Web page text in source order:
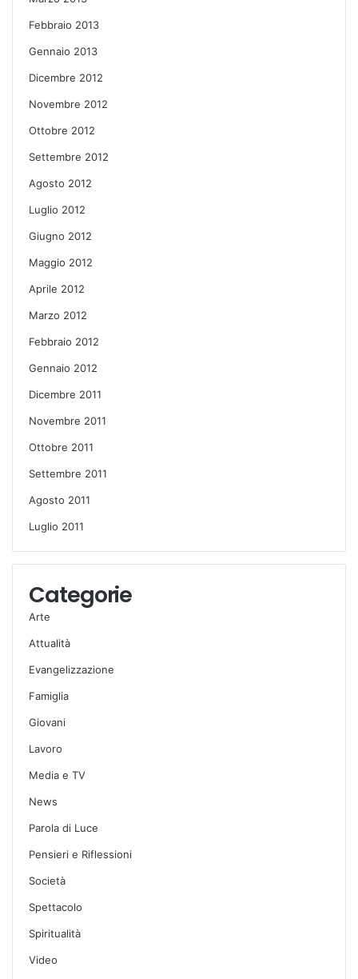
Febbraio 2013
Gennaio 2013
Dicembre 2012
Novembre 2012
Ottobre 2012
Settembre 2012
Agosto 2012
Luglio 2012
Giugno 2012
Maggio 2012
Aprile 2012
Marzo 2012
Febbraio 2012
Gennaio 2012
Dicembre 2011
Novembre 2011
Ottobre 2011
Settembre 2011
Agosto 2011
Luglio 2011
Categorie
Arte
Attualità
Evangelizzazione
Famiglia
Giovani
Lavoro
Media e TV
News
Parola di Luce
Pensieri e Riflessioni
Società
Spettacolo
Spiritualità
Video